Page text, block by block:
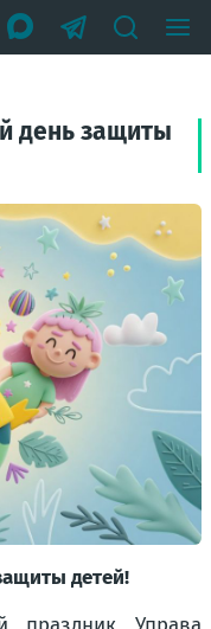
день защиты
детей!